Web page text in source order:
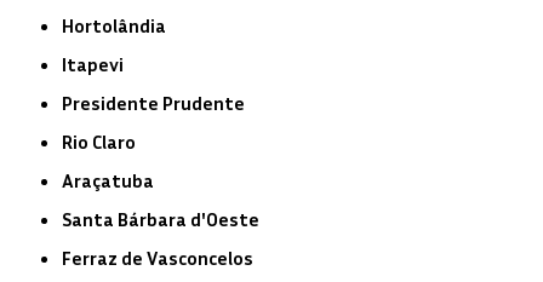
Hortolândia
Itapevi
Presidente Prudente
Rio Claro
Araçatuba
Santa Bárbara d'Oeste
Ferraz de Vasconcelos